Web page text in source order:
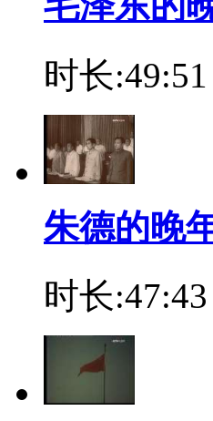
时长:49:51
朱德的晚
时长:47:43